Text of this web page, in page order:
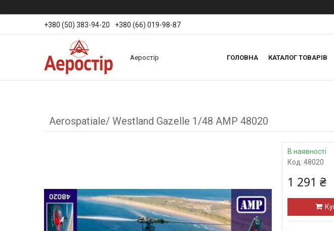
+380 (50) 383-94-20 +380 (66) 019-98-87
Аеростір ГОЛОВНА КАТАЛОГ ТОВАРІВ
Aerospatiale/ Westland Gazelle 1/48 AMP 48020
В наявності
Код: 48020
1 291 ₴